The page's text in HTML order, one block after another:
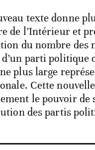
texte donne
de l’Intérieur et
du nombre des
parti politique
plus large
Cette
le pouvoir de
des partis